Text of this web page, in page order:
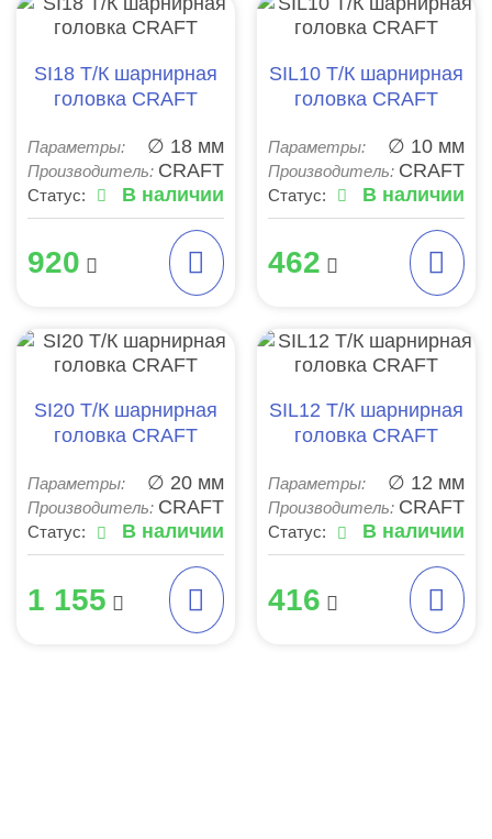
SI18 Т/К шарнирная
головка CRAFT
Параметры: ∅ 18 мм
Производитель: CRAFT
Статус: В наличии
920
SIL10 Т/К шарнирная
головка CRAFT
Параметры: ∅ 10 мм
Производитель: CRAFT
Статус: В наличии
462
SI20 Т/К шарнирная
головка CRAFT
Параметры: ∅ 20 мм
Производитель: CRAFT
Статус: В наличии
1 155
SIL12 Т/К шарнирная
головка CRAFT
Параметры: ∅ 12 мм
Производитель: CRAFT
Статус: В наличии
416